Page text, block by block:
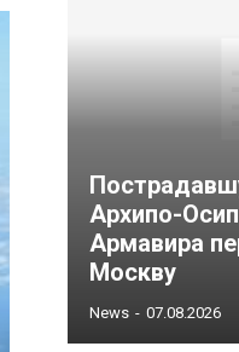
Архипо-
Армавира
Москву
News - 07.08.2026